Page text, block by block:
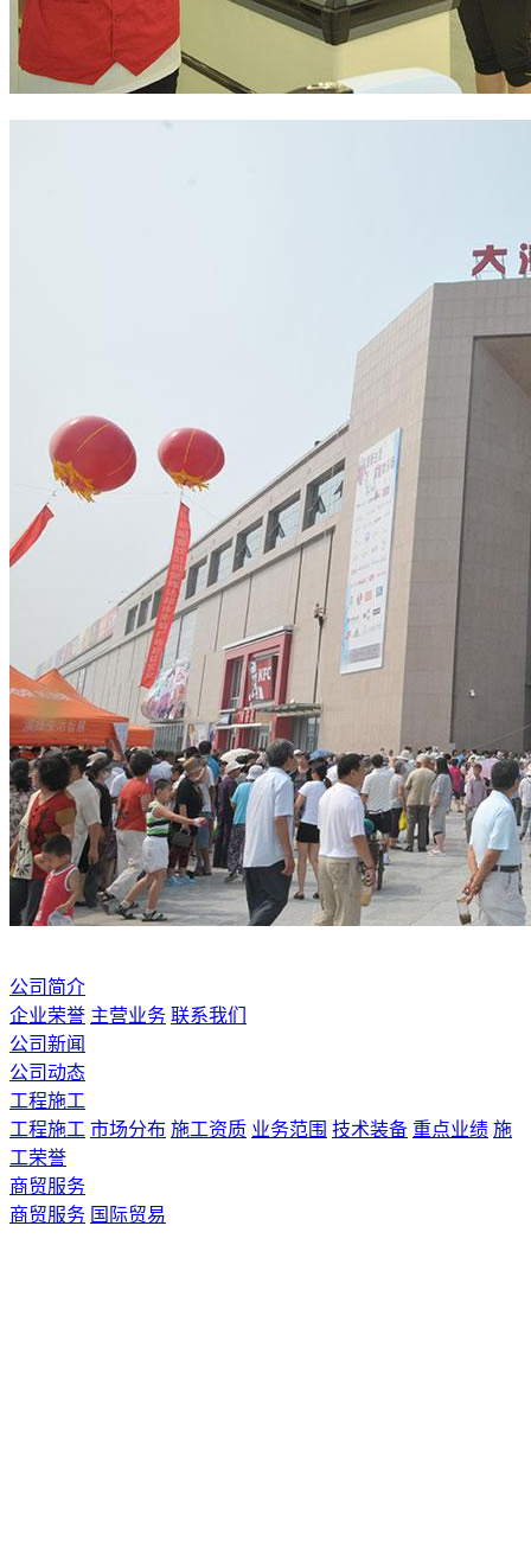
公司简介
企业荣誉 主营业务 联系我们
公司新闻
公司动态
工程施工
工程施工 市场分布 施工资质 业务范围 技术装备 重点业绩 施
工荣誉
商贸服务
商贸服务 国际贸易